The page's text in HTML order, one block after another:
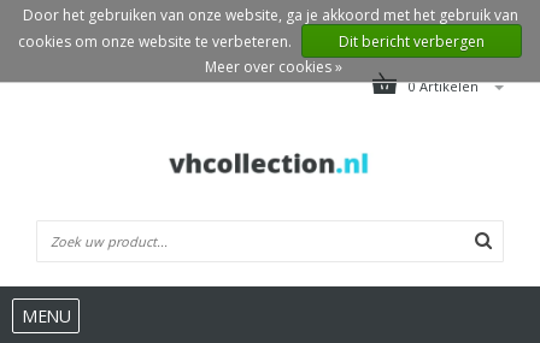
0 Artikelen
MENU
Door het gebruiken van onze website, ga je akkoord met het gebruik van
cookies om onze website te verbeteren.
Dit bericht verbergen
Meer over cookies »